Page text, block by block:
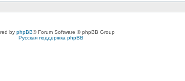
by phpBB® Forum Software © phpBB Group
Русская поддержка phpBB